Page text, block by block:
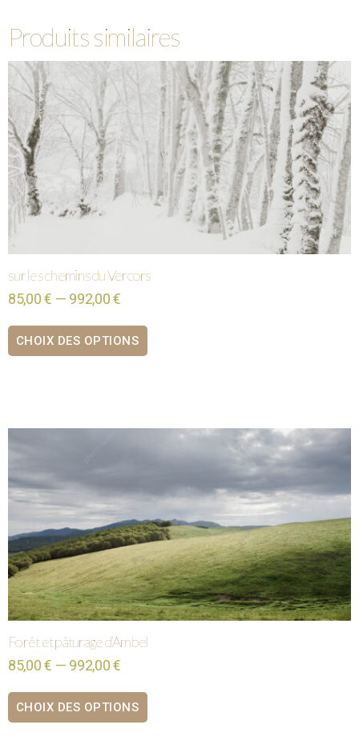
Produits similaires
sur les chemins du Vercors
85,00 € — 992,00 €
CHOIX DES OPTIONS
Forêt et pâturage d’Ambel
85,00 € — 992,00 €
CHOIX DES OPTIONS